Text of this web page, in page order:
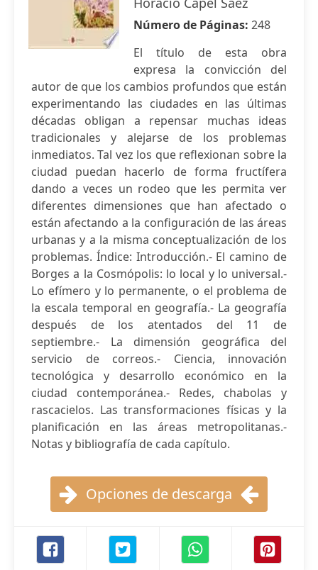
Número de Páginas: 248
El título de esta obra
expresa la convicción del
autor de que los cambios profundos que están
experimentando las ciudades en las últimas
décadas obligan a repensar muchas ideas
tradicionales y alejarse de los problemas
inmediatos. Tal vez los que reflexionan sobre la
ciudad puedan hacerlo de forma fructífera
dando a veces un rodeo que les permita ver
diferentes dimensiones que han afectado o
están afectando a la configuración de las áreas
urbanas y a la misma conceptualización de los
problemas. Índice: Introducción.- El camino de
Borges a la Cosmópolis: lo local y lo universal.-
Lo efímero y lo permanente, o el problema de
la escala temporal en geografía.- La geografía
después de los atentados del 11 de
septiembre.- La dimensión geográfica del
servicio de correos.- Ciencia, innovación
tecnológica y desarrollo económico en la
ciudad contemporánea.- Redes, chabolas y
rascacielos. Las transformaciones físicas y la
planificación en las áreas metropolitanas.-
Notas y bibliografía de cada capítulo.
Opciones de descarga